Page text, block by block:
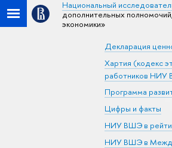
Национальный
дополнительных
экономики»
Декларация
Хартия (кодекс
работников
Программа
Цифры и факты
НИУ ВШЭ в
НИУ ВШЭ в